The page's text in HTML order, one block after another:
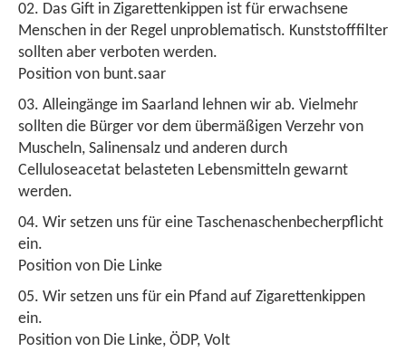
Das Gift in Zigarettenkippen ist für erwachsene
Menschen in der Regel unproblematisch. Kunststofffilter
sollten aber verboten werden.
Position von bunt.saar
Alleingänge im Saarland lehnen wir ab. Vielmehr
sollten die Bürger vor dem übermäßigen Verzehr von
Muscheln, Salinensalz und anderen durch
Celluloseacetat belasteten Lebensmitteln gewarnt
werden.
Wir setzen uns für eine Taschenaschenbecherpflicht
ein.
Position von Die Linke
Wir setzen uns für ein Pfand auf Zigarettenkippen
ein.
Position von Die Linke, ÖDP, Volt